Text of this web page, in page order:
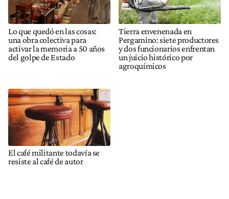
Lo que quedó en las cosas:
una obra colectiva para
activar la memoria a 50 años
del golpe de Estado
Tierra envenenada en
Pergamino: siete productores
y dos funcionarios enfrentan
un juicio histórico por
agroquímicos
El café militante todavía se
resiste al café de autor